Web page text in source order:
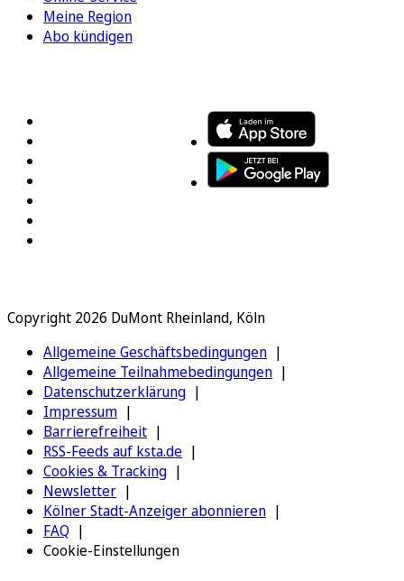
Meine Region
Abo kündigen
Copyright 2026 DuMont Rheinland, Köln
Allgemeine Geschäftsbedingungen
Allgemeine Teilnahmebedingungen
Datenschutzerklärung
Impressum
Barrierefreiheit
RSS-Feeds auf ksta.de
Cookies & Tracking
Newsletter
Kölner Stadt-Anzeiger abonnieren
FAQ
Cookie-Einstellungen